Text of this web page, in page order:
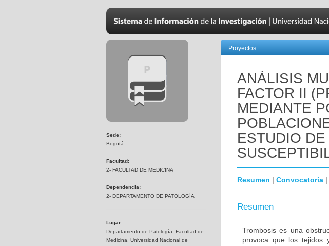
Sede:
Bogotá
Facultad:
2- FACULTAD DE MEDICINA
Dependencia:
2- DEPARTAMENTO DE PATOLOGÍA
Lugar:
Departamento de Patología, Facultad de
Medicina, Universidad Nacional de
Proyectos
ANÁLISIS
FACTOR II
MEDIANTE
ESTUDIO
Resumen | Convocatoria |
Resumen
Trombosis es una
provoca que los tejidos